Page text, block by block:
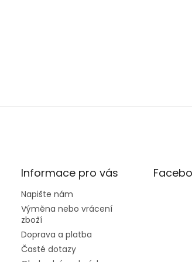
Informace pro vás
Napište nám
Výměna nebo vrácení
zboží
Doprava a platba
Časté dotazy